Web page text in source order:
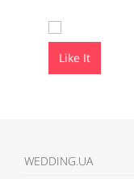
Like It
WEDDING.UA